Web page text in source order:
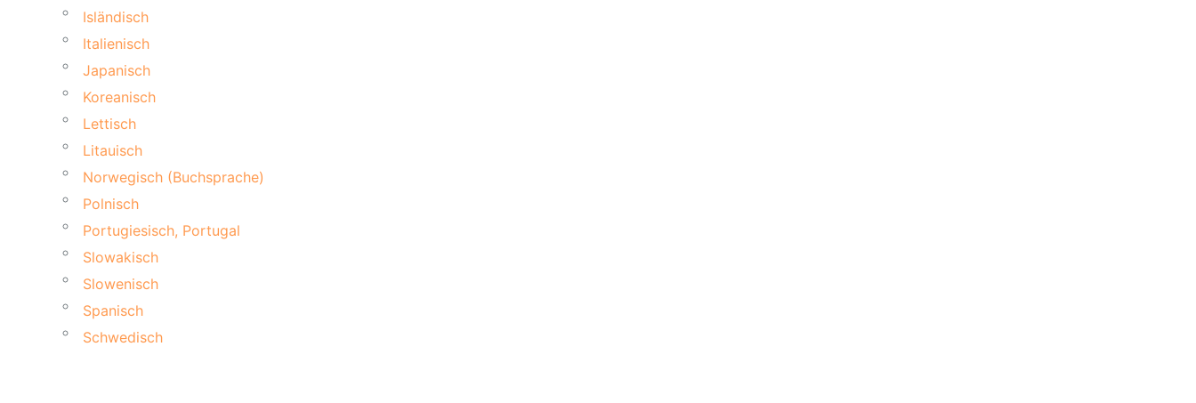
Isländisch
Italienisch
Japanisch
Koreanisch
Lettisch
Litauisch
Norwegisch (Buchsprache)
Polnisch
Portugiesisch, Portugal
Slowakisch
Slowenisch
Spanisch
Schwedisch